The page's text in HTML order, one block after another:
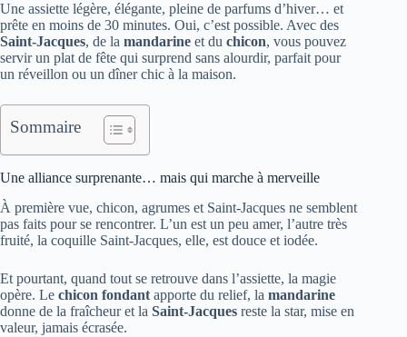
Une assiette légère, élégante, pleine de parfums d’hiver… et
prête en moins de 30 minutes. Oui, c’est possible. Avec des
Saint-Jacques, de la mandarine et du chicon, vous pouvez
servir un plat de fête qui surprend sans alourdir, parfait pour
un réveillon ou un dîner chic à la maison.
Sommaire
Une alliance surprenante… mais qui marche à merveille
À première vue, chicon, agrumes et Saint-Jacques ne semblent
pas faits pour se rencontrer. L’un est un peu amer, l’autre très
fruité, la coquille Saint-Jacques, elle, est douce et iodée.
Et pourtant, quand tout se retrouve dans l’assiette, la magie
opère. Le chicon fondant apporte du relief, la mandarine
donne de la fraîcheur et la Saint-Jacques reste la star, mise en
valeur, jamais écrasée.